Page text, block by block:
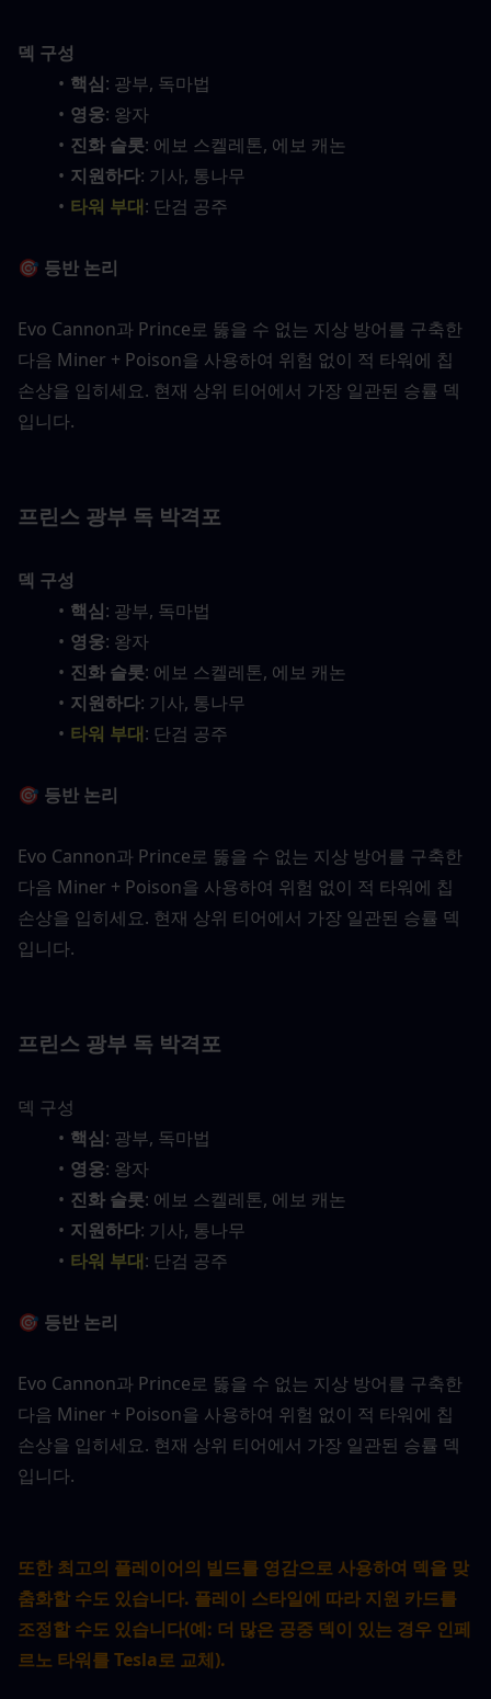
덱 구성
핵심: 광부, 독마법
영웅: 왕자
진화 슬롯: 에보 스켈레톤, 에보 캐논
지원하다: 기사, 통나무
타워 부대: 단검 공주
🎯 등반 논리
Evo Cannon과 Prince로 뚫을 수 없는 지상 방어를 구축한
다음 Miner + Poison을 사용하여 위험 없이 적 타워에 칩
손상을 입히세요. 현재 상위 티어에서 가장 일관된 승률 덱
입니다.
프린스 광부 독 박격포
덱 구성
핵심: 광부, 독마법
영웅: 왕자
진화 슬롯: 에보 스켈레톤, 에보 캐논
지원하다: 기사, 통나무
타워 부대: 단검 공주
🎯 등반 논리
Evo Cannon과 Prince로 뚫을 수 없는 지상 방어를 구축한
다음 Miner + Poison을 사용하여 위험 없이 적 타워에 칩
손상을 입히세요. 현재 상위 티어에서 가장 일관된 승률 덱
입니다.
프린스 광부 독 박격포
덱 구성
핵심: 광부, 독마법
영웅: 왕자
진화 슬롯: 에보 스켈레톤, 에보 캐논
지원하다: 기사, 통나무
타워 부대: 단검 공주
🎯 등반 논리
Evo Cannon과 Prince로 뚫을 수 없는 지상 방어를 구축한
다음 Miner + Poison을 사용하여 위험 없이 적 타워에 칩
손상을 입히세요. 현재 상위 티어에서 가장 일관된 승률 덱
입니다.
또한 최고의 플레이어의 빌드를 영감으로 사용하여 덱을 맞
춤화할 수도 있습니다. 플레이 스타일에 따라 지원 카드를
조정할 수도 있습니다(예: 더 많은 공중 덱이 있는 경우 인페
르노 타워를 Tesla로 교체).